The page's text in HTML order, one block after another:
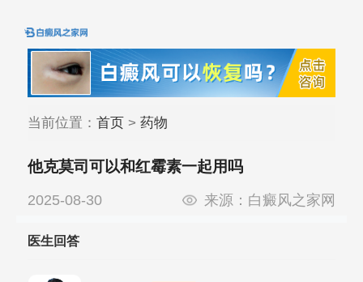
当前位置： 首页> 药物
他克莫司可以和红霉素一起用吗
2025-08-30 来源： 白癜风之家网
医生回答